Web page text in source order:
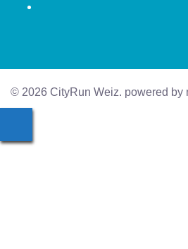
© 2026 CityRun Weiz. powered by